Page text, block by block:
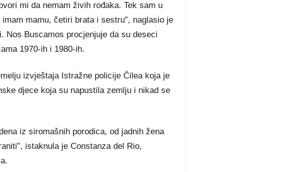
mi da nemam živih rođaka. Tek sam u
mamu, četiri brata i sestru”, naglasio je
Nos Buscamos procjenjuje da su deseci
1970-ih i 1980-ih.
izvještaja Istražne policije Čilea koja je
djece koja su napustila zemlju i nikad se
iz siromašnih porodica, od jadnih žena
istaknula je Constanza del Rio,